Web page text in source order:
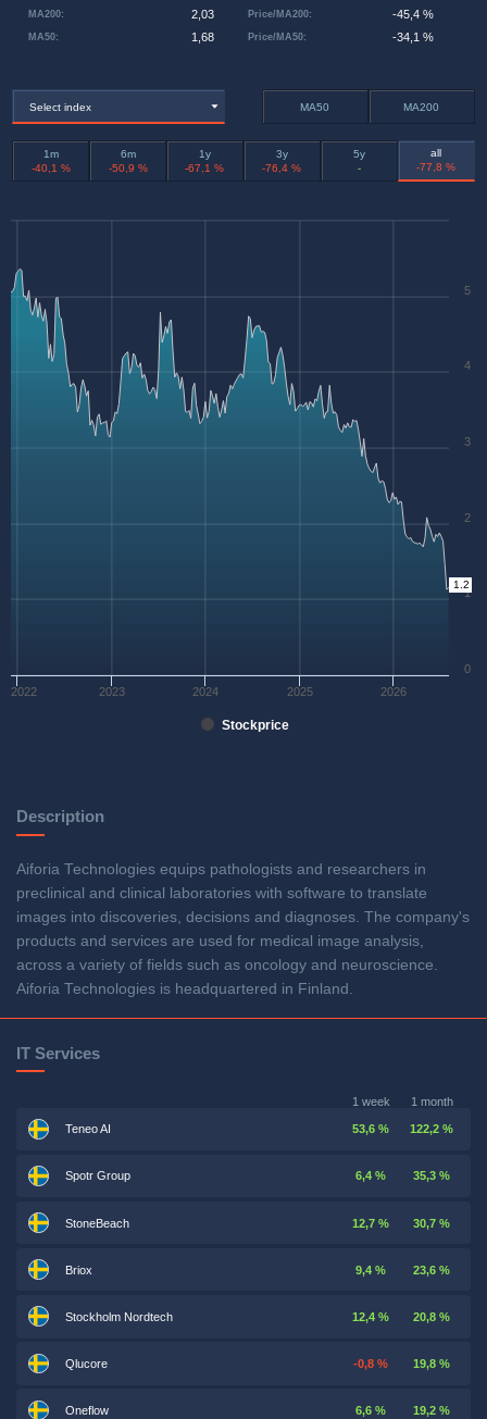
MA50: 1,68
MA200: 2,03 Price/MA200: -45,4 %
Price/MA50: -34,1 %
Select index MA50 MA200
1m
-40,1 %
6m
-50,9 %
1y
-67,1 %
3y
-76,4 %
5y
-
all
-77,8 %
Stockprice
2022 2023 2024 2025 2026
0
1
2
3
4
5
1.2
Description
Aiforia Technologies equips pathologists and researchers in
preclinical and clinical laboratories with software to translate
images into discoveries, decisions and diagnoses. The company's
products and services are used for medical image analysis,
across a variety of fields such as oncology and neuroscience.
Aiforia Technologies is headquartered in Finland.
IT Services
1 week 1 month
Teneo AI 53,6 % 122,2 %
Spotr Group 6,4 % 35,3 %
StoneBeach 12,7 % 30,7 %
Briox 9,4 % 23,6 %
Stockholm Nordtech 12,4 % 20,8 %
Qlucore -0,8 % 19,8 %
Oneflow 6,6 % 19,2 %